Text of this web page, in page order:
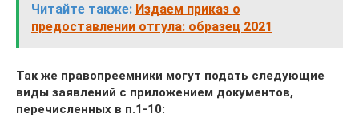
Читайте также: Издаем приказ о
предоставлении отгула: образец 2021
Так же правопреемники могут подать следующие
виды заявлений с приложением документов,
перечисленных в п.1-10: